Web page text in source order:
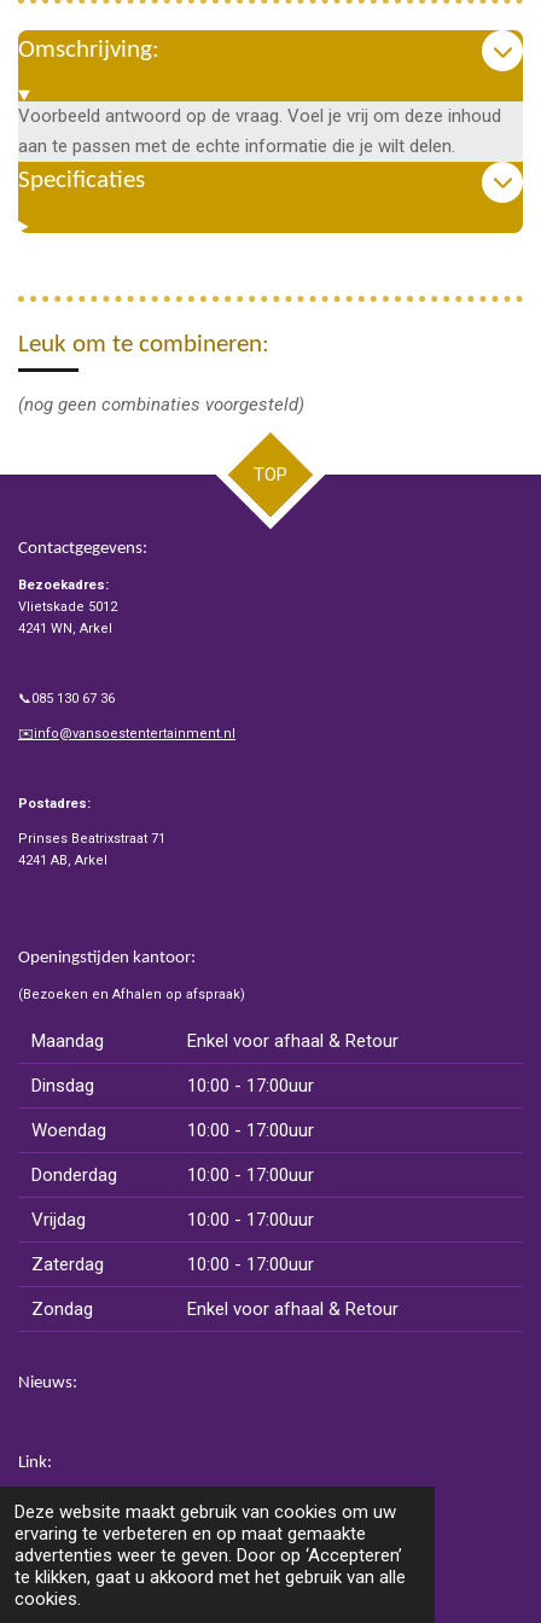
Deze website maakt gebruik van cookies om uw
ervaring te verbeteren en op maat gemaakte
advertenties weer te geven. Door op ‘Accepteren’
te klikken, gaat u akkoord met het gebruik van alle
cookies.
Omschrijving:
Voorbeeld antwoord op de vraag. Voel je vrij om deze inhoud
aan te passen met de echte informatie die je wilt delen.
Specificaties
Leuk om te combineren:
(nog geen combinaties voorgesteld)
TOP
Contactgegevens:
Bezoekadres:
Vlietskade 5012
4241 WN, Arkel
📞085 130 67 36
✉️info@vansoestentertainment.nl
Postadres:
Prinses Beatrixstraat 71
4241 AB, Arkel
Openingstijden kantoor:
(Bezoeken en Afhalen op afspraak)
Maandag Enkel voor afhaal & Retour
Dinsdag 10:00 - 17:00uur
Woendag 10:00 - 17:00uur
Donderdag 10:00 - 17:00uur
Vrijdag 10:00 - 17:00uur
Zaterdag 10:00 - 17:00uur
Zondag Enkel voor afhaal & Retour
Nieuws:
Link:
www.vansoestpartyservice.nl